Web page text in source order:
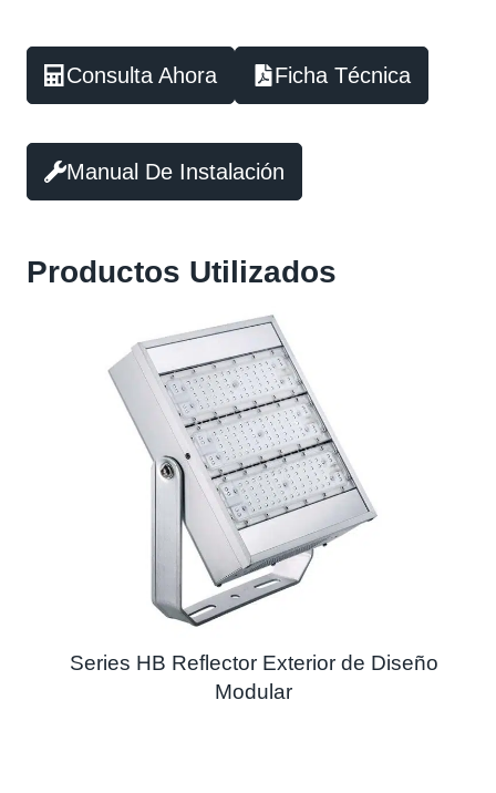
Consulta Ahora Ficha Técnica
Manual De Instalación
Productos Utilizados
Series HB Reflector Exterior de Diseño
Modular